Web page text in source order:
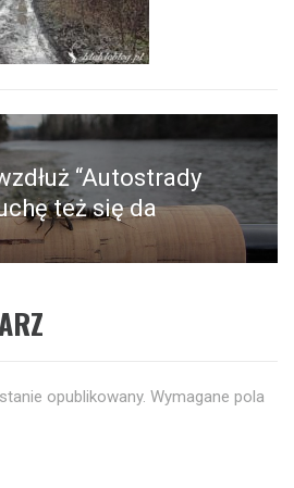
“Autostrady
też się da
opublikowany. Wymagane pola